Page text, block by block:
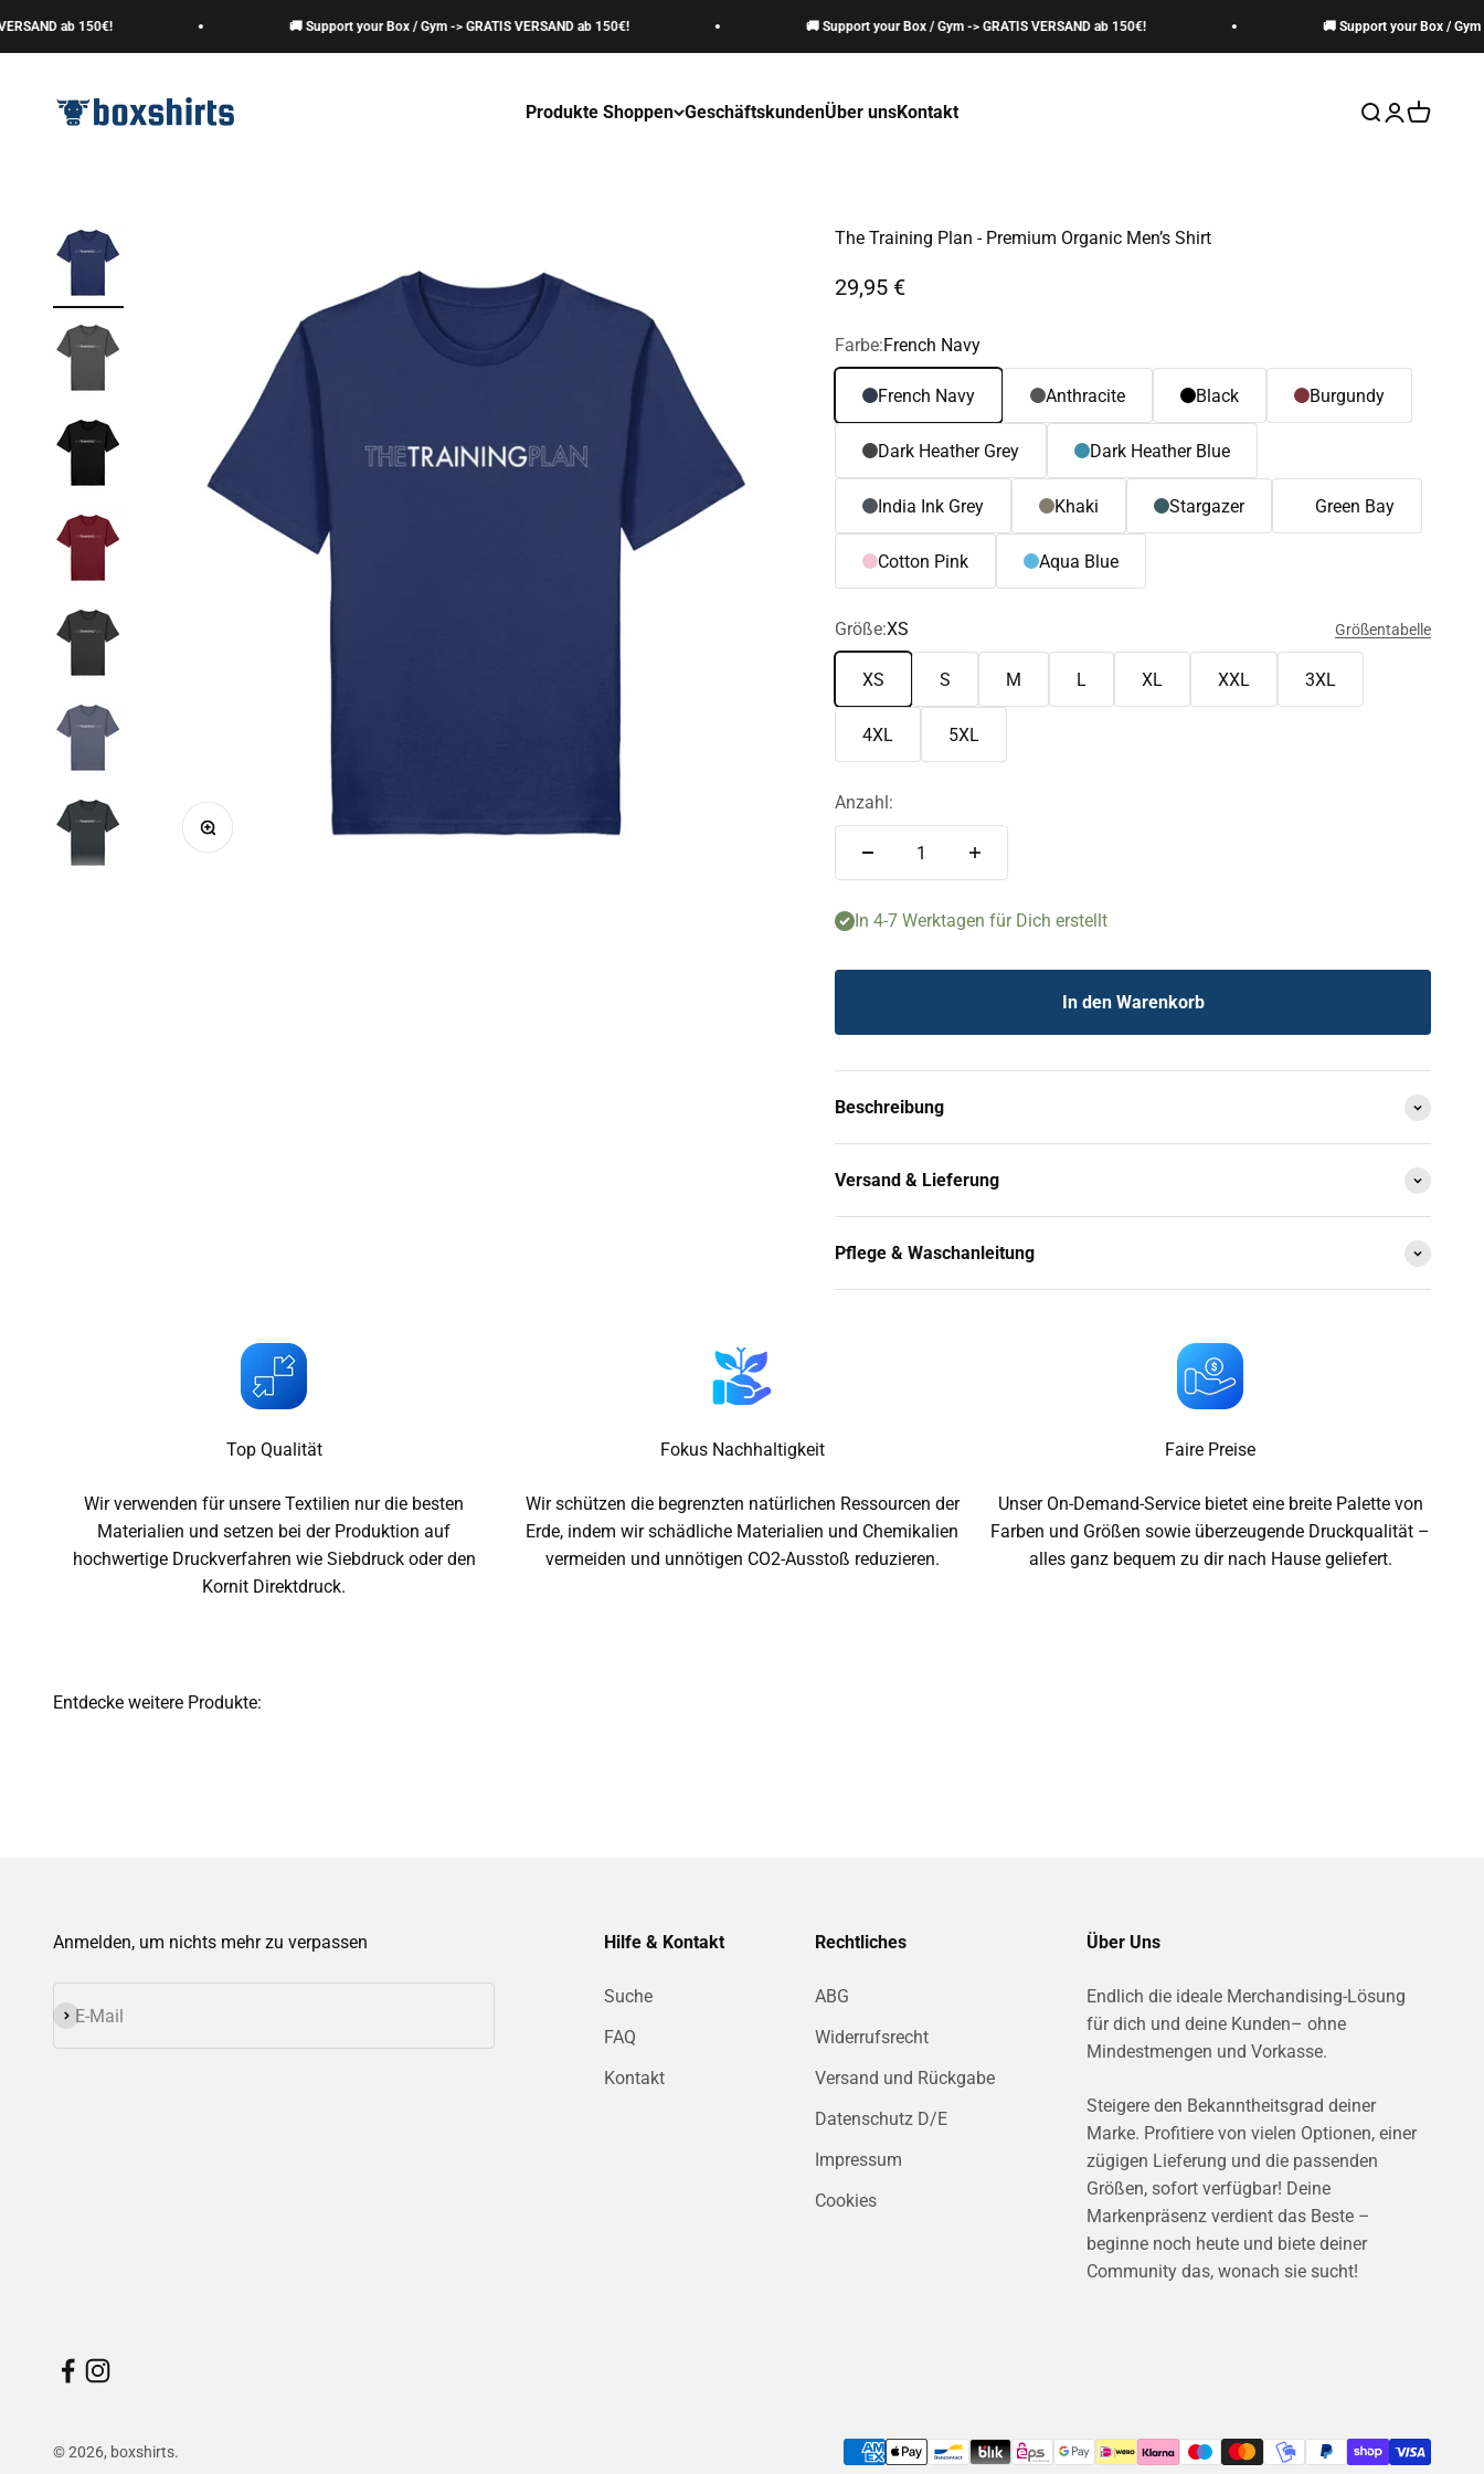
ab 150€! 🚚 Support your Box / Gym -> GRATIS VERSAND ab 150€! 🚚 Support your Box / Gym -> GRATIS VERSAND ab 150€! 🚚 Support your Box / Gym ->
Produkte Shoppen GeschäftskundenÜber unsKontakt
boxshirts Suche öffnen
Bild vergrößern
The Training Plan - Premium Organic Men’s Shirt
Angebot
29,95 €
Farbe:French Navy
French Navy Anthracite Black Burgundy
Dark Heather Grey Dark Heather Blue
India Ink Grey Khaki Stargazer Green Bay
Cotton Pink Aqua Blue
Größe:XS Größentabelle
XS S M L XL XXL 3XL
4XL 5XL
Anzahl:
In 4-7 Werktagen für Dich erstellt
In den Warenkorb
Beschreibung
Versand & Lieferung
Pflege & Waschanleitung
Top Qualität
Wir verwenden für unsere Textilien nur die besten
Materialien und setzen bei der Produktion auf
hochwertige Druckverfahren wie Siebdruck oder den
Kornit Direktdruck.
Fokus Nachhaltigkeit
Wir schützen die begrenzten natürlichen Ressourcen der
Erde, indem wir schädliche Materialien und Chemikalien
vermeiden und unnötigen CO2-Ausstoß reduzieren.
Faire Preise
Unser On-Demand-Service bietet eine breite Palette von
Farben und Größen sowie überzeugende Druckqualität –
alles ganz bequem zu dir nach Hause geliefert.
Anmelden, um nichts mehr zu verpassen
E-Mail
Abonnieren
Hilfe & Kontakt
Suche
FAQ
Kontakt
Rechtliches
ABG
Widerrufsrecht
Versand und Rückgabe
Datenschutz D/E
Impressum
Cookies
Über Uns
Endlich die ideale Merchandising-Lösung
für dich und deine Kunden– ohne
Mindestmengen und Vorkasse.
Steigere den Bekanntheitsgrad deiner
Marke. Profitiere von vielen Optionen, einer
zügigen Lieferung und die passenden
Größen, sofort verfügbar! Deine
Markenpräsenz verdient das Beste –
beginne noch heute und biete deiner
Community das, wonach sie sucht!
© 2026, boxshirts.